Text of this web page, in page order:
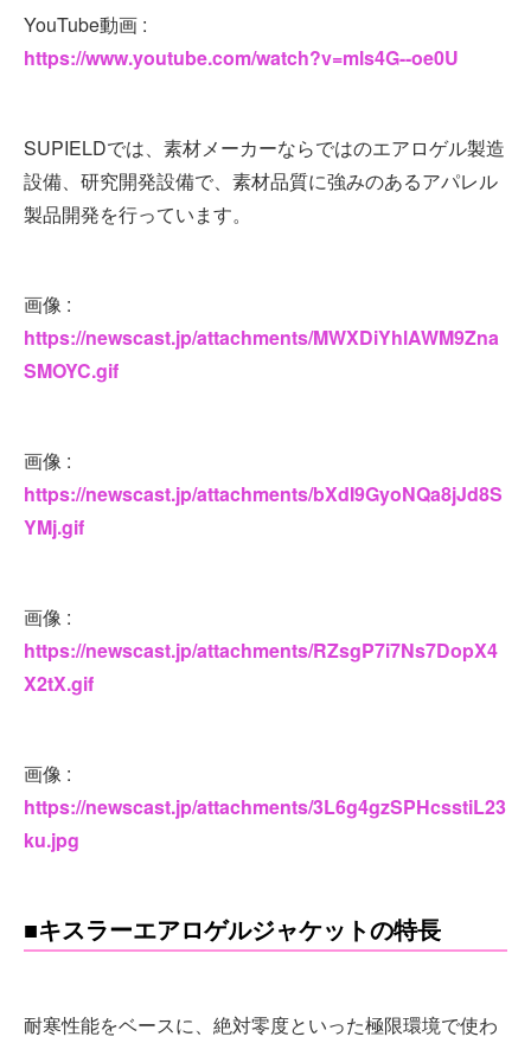
YouTube動画 :
https://www.youtube.com/watch?v=mls4G--oe0U
SUPIELDでは、素材メーカーならではのエアロゲル製造
設備、研究開発設備で、素材品質に強みのあるアパレル
製品開発を行っています。
画像 :
https://newscast.jp/attachments/MWXDiYhlAWM9Zna
SMOYC.gif
画像 :
https://newscast.jp/attachments/bXdI9GyoNQa8jJd8S
YMj.gif
画像 :
https://newscast.jp/attachments/RZsgP7i7Ns7DopX4
X2tX.gif
画像 :
https://newscast.jp/attachments/3L6g4gzSPHcsstiL23
ku.jpg
■キスラーエアロゲルジャケットの特長
耐寒性能をベースに、絶対零度といった極限環境で使わ